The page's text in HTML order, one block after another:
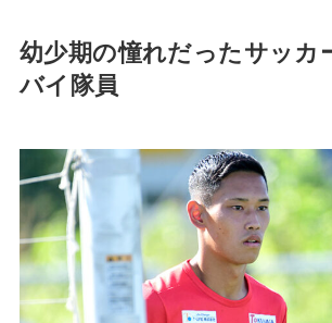
幼少期の憧れだったサッカ
バイ隊員